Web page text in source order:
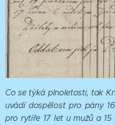
Co se týká plnoletosti, tak K
uvádí dospělost pro pány
pro rytíře 17 let u mužů a